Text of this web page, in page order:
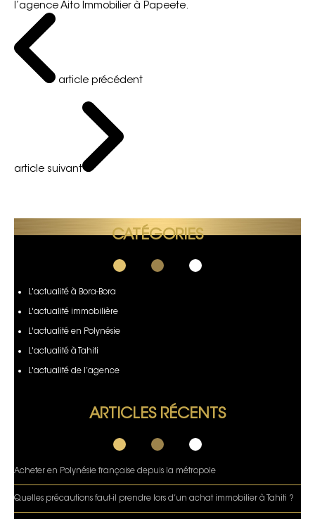
l’agence Aito Immobilierà Papeete.
article précédent
article suivant
CATÉGORIES
L'actualité à Bora-Bora
L'actualité immobilière
L'actualité en Polynésie
L'actualité à Tahiti
L'actualité de l’agence
ARTICLES RÉCENTS
Acheter en Polynésie française depuis la métropole
Quelles précautions faut-il prendre lors d’un achat immobilier à Tahiti ?